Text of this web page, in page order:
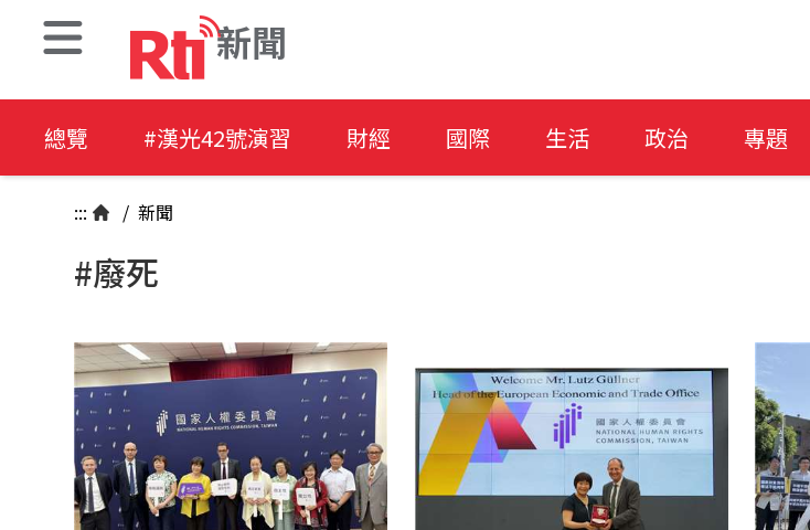
新聞
總覽 #漢光42號演習 財經 國際 生活 政治 專題
::: / 新聞
#廢死